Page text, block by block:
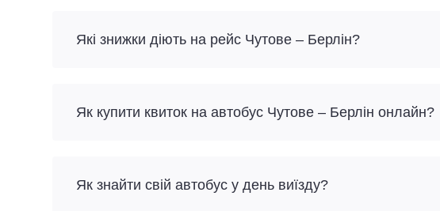
Які знижки діють на рейс Чутове – Берлін?
Як купити квиток на автобус Чутове – Берлін онлайн?
Як знайти свій автобус у день виїзду?